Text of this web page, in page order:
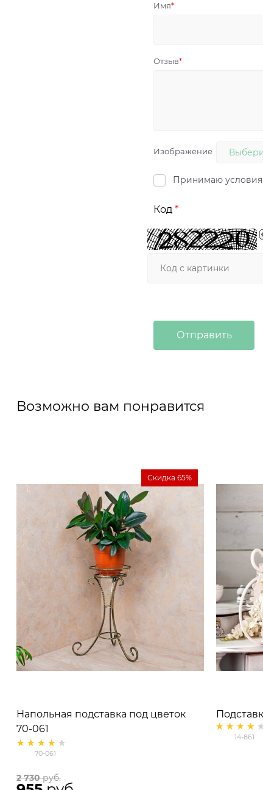
Имя
Отзыв
Изображение
Принимаю условия
Код
Возможно вам понравится
Напольная подставка под цветок
70-061
70-061
Скидка 65%
2 730 руб.
14-861